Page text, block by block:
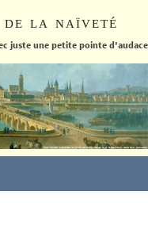
la naïveté
juste une petite pointe d'audace